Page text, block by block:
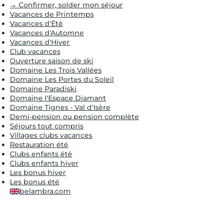
→ Confirmer, solder mon séjour
Vacances de Printemps
Vacances d'Été
Vacances d'Automne
Vacances d'Hiver
Club vacances
Ouverture saison de ski
Domaine Les Trois Vallées
Domaine Les Portes du Soleil
Domaine Paradiski
Domaine l'Espace Diamant
Domaine Tignes - Val d'Isère
Demi-pension ou pension complète
Séjours tout compris
Villages clubs vacances
Restauration été
Clubs enfants été
Clubs enfants hiver
Les bonus hiver
Les bonus été
belambra.com